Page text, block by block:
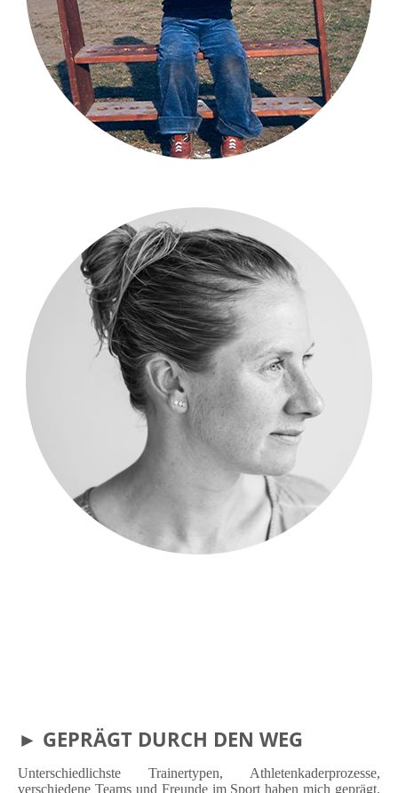
► GEPRÄGT DURCH DEN WEG
Unterschiedlichste Trainertypen, Athletenkaderprozesse,
verschiedene Teams und Freunde im Sport haben mich geprägt.